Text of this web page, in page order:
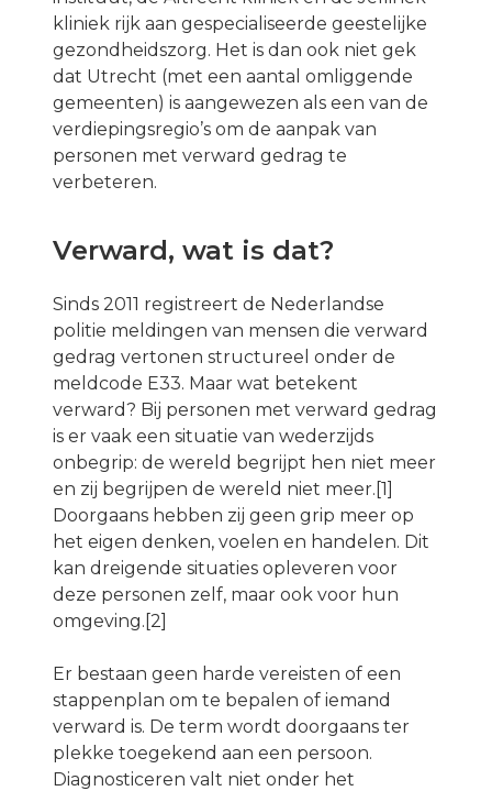
kliniek rijk aan gespecialiseerde geestelijke
gezondheidszorg. Het is dan ook niet gek
dat Utrecht (met een aantal omliggende
gemeenten) is aangewezen als een van de
verdiepingsregio’s om de aanpak van
personen met verward gedrag te
verbeteren.
Verward, wat is dat?
Sinds 2011 registreert de Nederlandse
politie meldingen van mensen die verward
gedrag vertonen structureel onder de
meldcode E33. Maar wat betekent
verward? Bij personen met verward gedrag
is er vaak een situatie van wederzijds
onbegrip: de wereld begrijpt hen niet meer
en zij begrijpen de wereld niet meer.[1]
Doorgaans hebben zij geen grip meer op
het eigen denken, voelen en handelen. Dit
kan dreigende situaties opleveren voor
deze personen zelf, maar ook voor hun
omgeving.[2]
Er bestaan geen harde vereisten of een
stappenplan om te bepalen of iemand
verward is. De term wordt doorgaans ter
plekke toegekend aan een persoon.
Diagnosticeren valt niet onder het